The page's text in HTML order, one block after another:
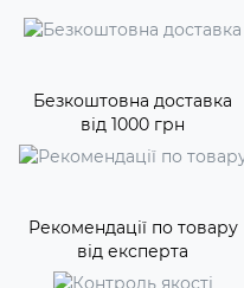
Безкоштовна доставка
від 1000 грн
Рекомендації по товару
від експерта